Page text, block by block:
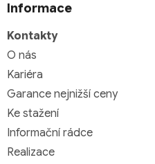
Informace
Kontakty
O nás
Kariéra
Garance nejnižší ceny
Ke stažení
Informační rádce
Realizace